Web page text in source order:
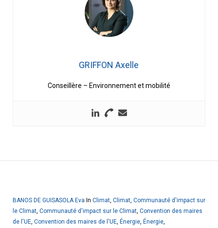
GRIFFON Axelle
Conseillère – Environnement et mobilité
BANOS DE GUISASOLA Eva In Climat, Climat, Communauté d'impact sur
le Climat, Communauté d'impact sur le Climat, Convention des maires
de l'UE, Convention des maires de l'UE, Énergie, Énergie,